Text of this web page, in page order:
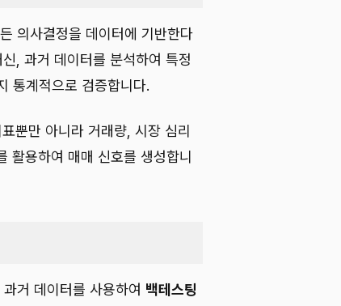
의사결정을 데이터에 기반한다
, 과거 데이터를 분석하여 특정
통계적으로 검증합니다.
뿐만 아니라 거래량, 시장 심리
활용하여 매매 신호를 생성합니
거 데이터를 사용하여 백테스팅